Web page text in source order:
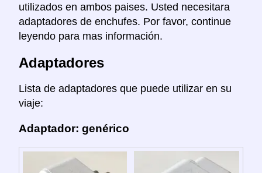
utilizados en ambos paises. Usted necesitara
adaptadores de enchufes. Por favor, continue
leyendo para mas información.
Adaptadores
Lista de adaptadores que puede utilizar en su
viaje:
Adaptador: genérico